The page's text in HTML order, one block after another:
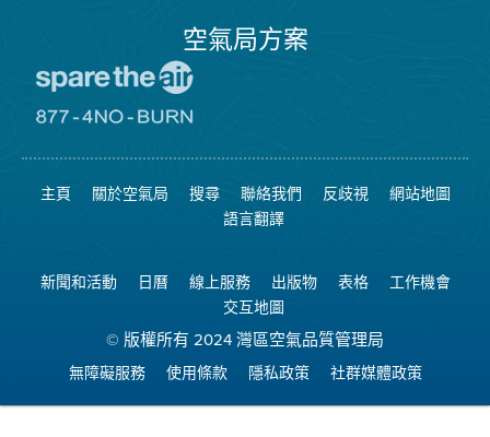
空氣局方案
空
日
網
站
8774
可
燃
燒
主頁 關於空氣局 搜尋 聯絡我們 反歧視
網站地圖
語言翻譯
新聞和活動 日曆 線上服務 出版物 表格
工作機會
交互地圖
© 版權所有 2024 灣區空氣品質管理局
無障礙服務 使用條款 隱私政策 社群媒體政策